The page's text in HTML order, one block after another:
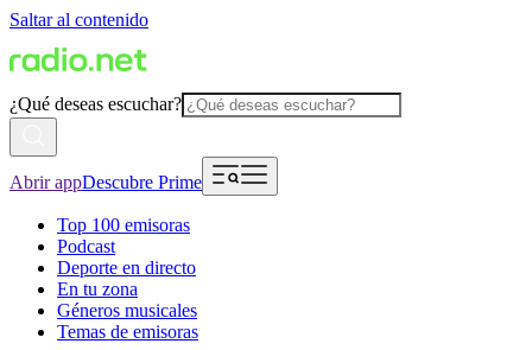
Saltar al contenido
¿Qué deseas escuchar?
Abrir appDescubre Prime
Top 100 emisoras
Podcast
Deporte en directo
En tu zona
Géneros musicales
Temas de emisoras